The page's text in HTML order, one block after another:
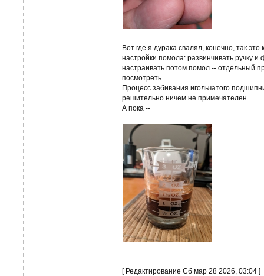
Вот где я дурака свалял, конечно, так
настройки помола: развинчивать ручку и
настраивать потом помол -- отдельный
посмотреть.
Процесс забивания игольчатого
решительно ничем не примечателен.
А пока --
[ Редактирование Сб мар 28 2026, 03:04 ]